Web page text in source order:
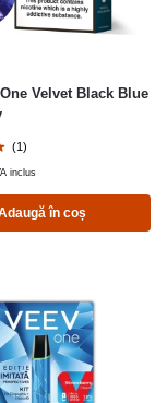
Velvet Black Blue
(1)
inclus
în coș